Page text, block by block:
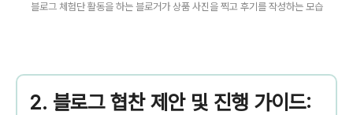
블로그 체험단 활동을 하는 블로거가 상품 사진을 찍고 후기를 작성하는 모습
2. 블로그 협찬 제안 및 진행 가이드: